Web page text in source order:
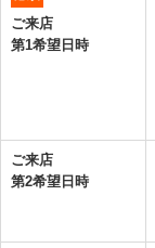
ご来店
第1希望日時
ご来店
第2希望日時